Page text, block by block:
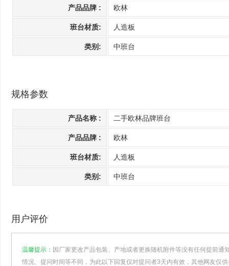
产品品牌 : 欧林
班台材质: 人造板
类别: 中班台
规格参数
产品名称 : 二手欧林品牌班台
产品品牌 : 欧林
班台材质: 人造板
类别: 中班台
用户评价
温馨提示： 因厂家更改产品包装、产地或者更换随机附件等没有任何提前通
情况、提问时间等不同，为此以下回复仅对提问者3天内有效，其他网友仅